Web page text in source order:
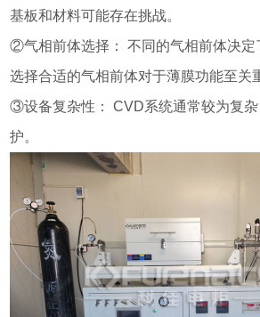
基板和材料可能存在挑战。
②气相前体选择： 不同的气相前体决定
选择合适的气相前体对于薄膜功能至关
③设备复杂性： CVD系统通常较为复
护。